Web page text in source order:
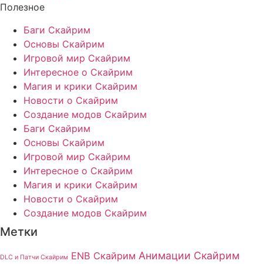
Полезное
Баги Скайрим
Основы Скайрим
Игровой мир Скайрим
Интересное о Скайрим
Магия и крики Скайрим
Новости о Скайрим
Создание модов Скайрим
Баги Скайрим
Основы Скайрим
Игровой мир Скайрим
Интересное о Скайрим
Магия и крики Скайрим
Новости о Скайрим
Создание модов Скайрим
Метки
DLC и Патчи Скайрим ENB Скайрим Анимации Скайрим